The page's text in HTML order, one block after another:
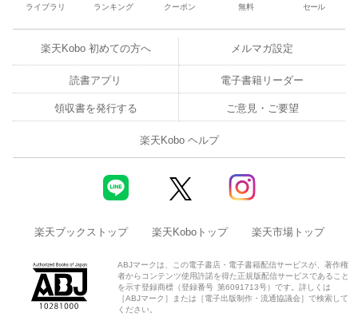
ライブラリ ランキング クーポン 無料 セール
楽天Kobo 初めての方へ メルマガ設定
読書アプリ 電子書籍リーダー
領収書を発行する ご意見・ご要望
楽天Kobo ヘルプ
楽天ブックストップ 楽天Koboトップ 楽天市場トップ
ABJマークは、この電子書店・電子書籍配信サービスが、著作権
者からコンテンツ使用許諾を得た正規版配信サービスであること
を示す登録商標（登録番号 第6091713号）です。詳しくは
［ABJマーク］または［電子出版制作・流通協議会］で検索して
ください。